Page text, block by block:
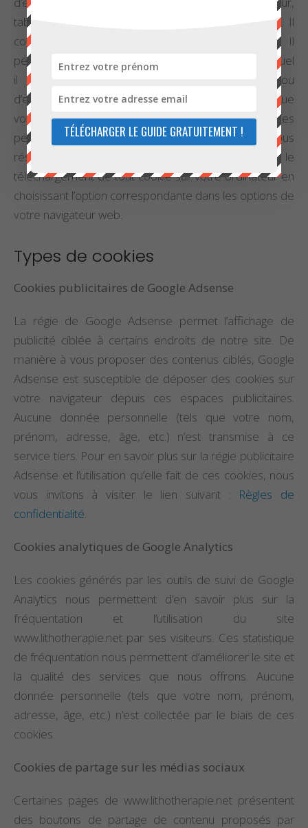
tablette, etc.) lors de la consultation d’un site web. Il
contient uniquement du texte et est inoffensif. Il
permet simplement d’identifier le terminal dans lequel
il est enregistré, pour la durée de validité ou
d’enregistrement prévu lors de sa création. Lorsque
vous consultez www.lithotherapie.net, des cookies
peuvent être enregistrés sur votre ordinateur, sous
réserve de votre acceptation. Vous pouvez refuser le
téléchargement de tout cookie sur votre ordinateur en
choisissant l’option correspondante dans les options de
votre navigateur web.
Types de cookies
Cookies publicitaires de Google Adsense
La régie de Google Adsense permet l’affichage de
publicité ciblée à certains endroits de notre site. De
manière à vous proposer des contenus ciblés, Google
Adsense est susceptible de déposer des cookies sur
votre navigateur depuis ces espaces publicitaires.
Aucune donnée personnelle (tels que votre nom,
prénom, adresse, âge, etc.) n’est transmise à ce
service tiers. Pour en savoir plus sur la régie publicitaire
Adsense et l’utilisation qu’elle fait de ces cookies, nous
vous invitons à visiter le lien suivant : Règles de
confidentialité.
Cookies analytiques de Google Analytics
Les cookies générés par les outils de suivi de Google
Analytics nous permettent d’en savoir plus sur la
fréquentation et l’utilisation du site
www.lithotherapie.net par ses visiteurs. Ces statistique
de fréquentation nous permettent d’améliorer le site et
la qualité des services que nous offrons. Aucune
donnée personnelle (tels que votre nom, prénom,
adresse, âge, etc.) n’est collectée par le biais de ces
cookies.
Cookies de partage sur les médias sociaux
Certaines pages de www.lithotherapie.net présentent
des boutons de partage de contenu proposés par
TÉLÉCHARGER LE GUIDE GRATUITEMENT !